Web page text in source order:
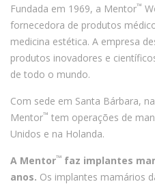
Fundada em 1969, a Mentor™
fornecedora de produtos
medicina estética. A empresa
produtos inovadores e
de todo o mundo.
Com sede em Santa Bárbara,
Mentor™ tem operações de
Unidos e na Holanda.
A Mentor™ faz implantes
anos. Os implantes mamários